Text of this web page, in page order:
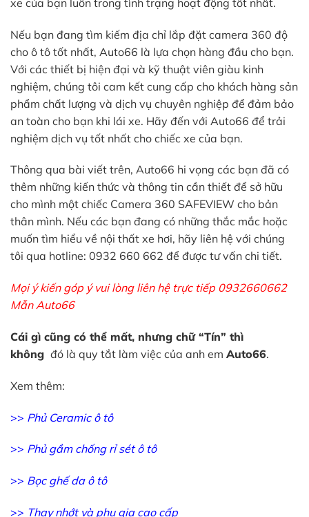
Nếu bạn đang tìm kiếm địa chỉ lắp đặt camera 360 độ
cho ô tô tốt nhất, Auto66 là lựa chọn hàng đầu cho bạn.
Với các thiết bị hiện đại và kỹ thuật viên giàu kinh
nghiệm, chúng tôi cam kết cung cấp cho khách hàng sản
phẩm chất lượng và dịch vụ chuyên nghiệp để đảm bảo
an toàn cho bạn khi lái xe. Hãy đến với Auto66 để trải
nghiệm dịch vụ tốt nhất cho chiếc xe của bạn.
Thông qua bài viết trên, Auto66 hi vọng các bạn đã có
thêm những kiến thức và thông tin cần thiết để sở hữu
cho mình một chiếc Camera 360 SAFEVIEW cho bản
thân mình. Nếu các bạn đang có những thắc mắc hoặc
muốn tìm hiểu về nội thất xe hơi, hãy liên hệ với chúng
tôi qua hotline: 0932 660 662 để được tư vấn chi tiết.
Mọi ý kiến góp ý vui lòng liên hệ trực tiếp 0932660662
Mẫn Auto66
Cái gì cũng có thể mất, nhưng chữ “Tín” thì
không đó là quy tắt làm việc của anh em Auto66.
Xem thêm:
>> Phủ Ceramic ô tô
>> Phủ gầm chống rỉ sét ô tô
>> Bọc ghế da ô tô
>> Thay nhớt và phụ gia cao cấp